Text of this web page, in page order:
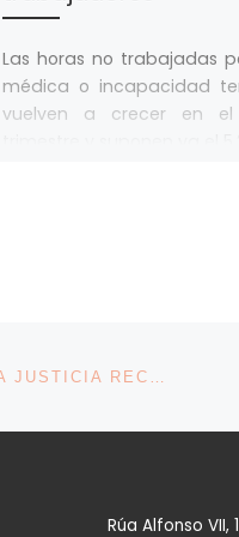
Las horas no trabajadas
médica o incapacidad
vuelven a crecer en el
Rúa Alfonso VII,